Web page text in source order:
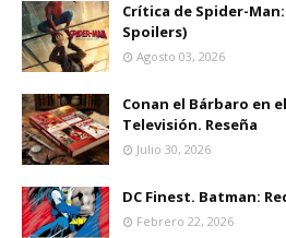
Crítica de Spider-
Spoilers)
Agosto 03, 2026
Conan el Bárbaro en
Televisión. Reseña
Julio 30, 2026
DC Finest. Batman:
Febrero 22, 2026